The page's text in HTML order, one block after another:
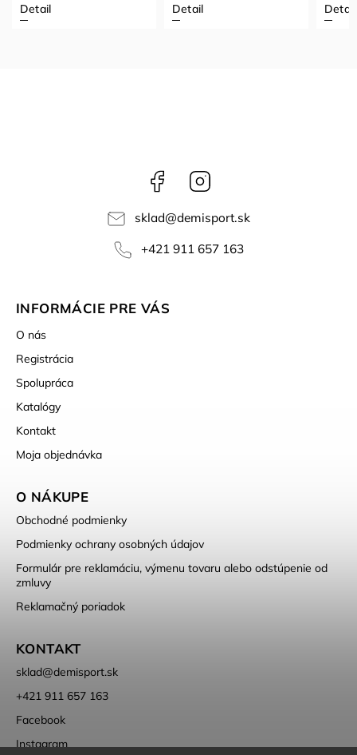
Detail Detail Detail
Facebook
sklad@demisport.sk
+421 911 657 163
INFORMÁCIE PRE VÁS
O nás
Registrácia
Spolupráca
Katalógy
Kontakt
Moja objednávka
O NÁKUPE
Obchodné podmienky
Podmienky ochrany osobných údajov
Formulár pre reklamáciu, výmenu tovaru alebo odstúpenie od
zmluvy
Reklamačný poriadok
KONTAKT
sklad@demisport.sk
+421 911 657 163
Facebook
Instagram